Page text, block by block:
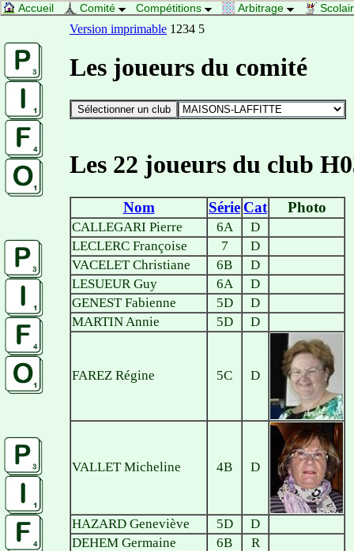
Accueil Comité Compétitions Arbitrage
Version imprimable 1234 5
Les joueurs du comité
Les 22 joueurs du club
Nom Série Cat Photo
CALLEGARI Pierre 6A
D
LECLERC Françoise
7
D
VACELET Christiane
6B
D
LESUEUR Guy
6A
D
GENEST Fabienne
5D
D
MARTIN Annie
5D D
FAREZ Régine 5C D
VALLET Micheline 4B D
HAZARD Geneviève 5D
D
DEHEM Germaine
6B R